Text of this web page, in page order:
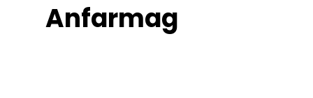
Anfarmag